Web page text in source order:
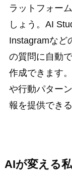
ラットフォー
しょう。AI
Instagramなど
の質問に自動
作成できます
や行動パター
報を提供でき
AIが変える